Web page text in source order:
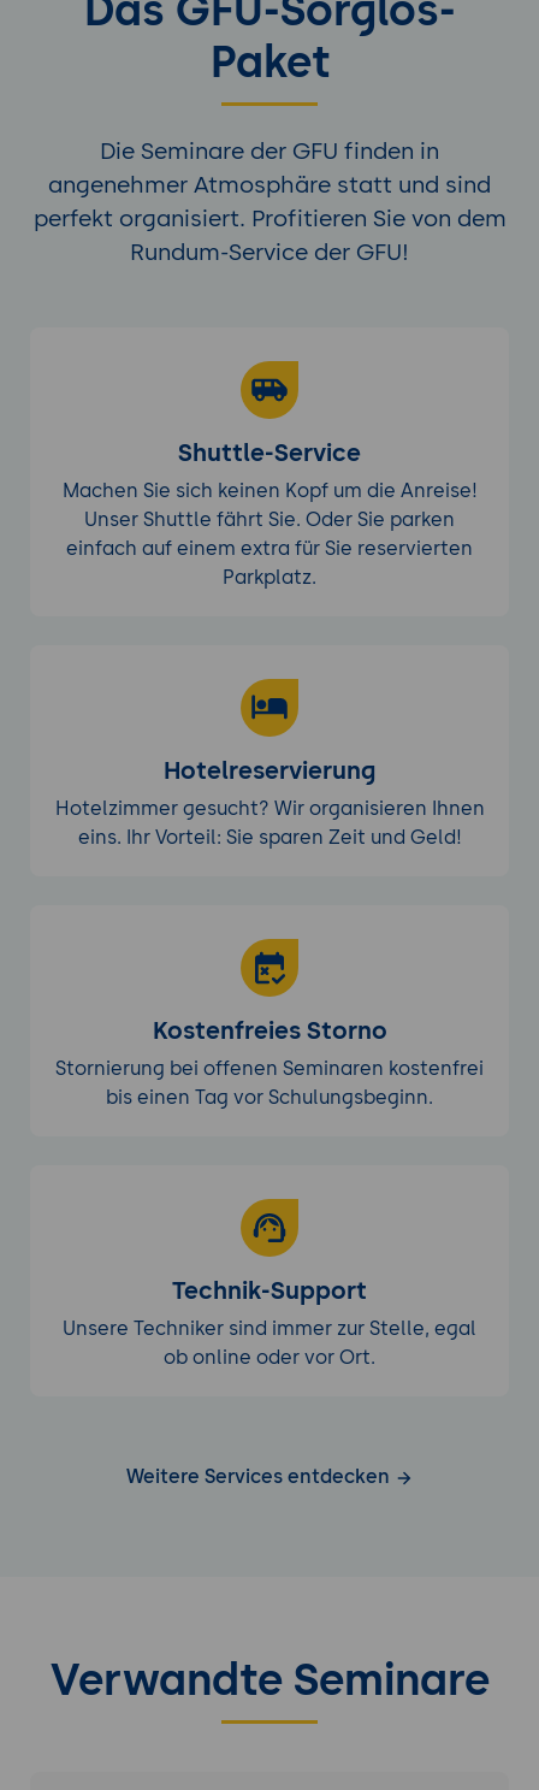
Das GFU-Sorglos-
Paket
Die Seminare der GFU finden in
angenehmer Atmosphäre statt und sind
perfekt organisiert. Profitieren Sie von dem
Rundum-Service der GFU!
Shuttle-Service
Machen Sie sich keinen Kopf um die Anreise!
Unser Shuttle fährt Sie. Oder Sie parken
einfach auf einem extra für Sie reservierten
Parkplatz.
Hotelreservierung
Hotelzimmer gesucht? Wir organisieren Ihnen
eins. Ihr Vorteil: Sie sparen Zeit und Geld!
Kostenfreies Storno
Stornierung bei offenen Seminaren kostenfrei
bis einen Tag vor Schulungsbeginn.
Technik-Support
Unsere Techniker sind immer zur Stelle, egal
ob online oder vor Ort.
Weitere Services entdecken
Verwandte Seminare